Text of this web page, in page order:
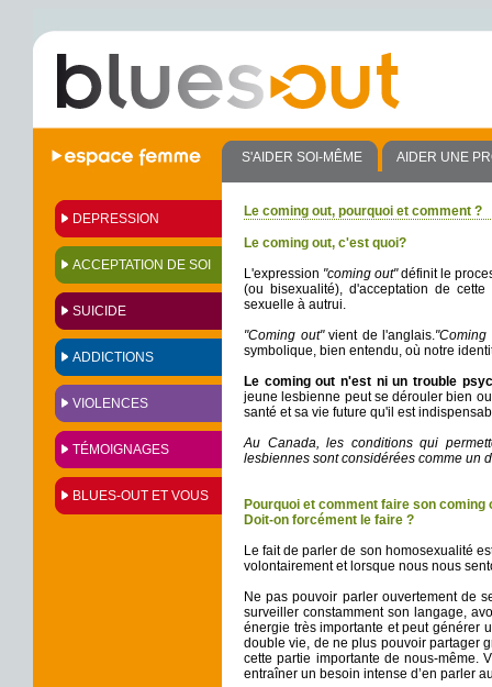
S'AIDER SOI-MÊME AIDER UNE
DEPRESSION
ACCEPTATION DE SOI
SUICIDE
ADDICTIONS
VIOLENCES
TÉMOIGNAGES
BLUES-OUT ET VOUS
Le coming out, pourquoi et comment ?
Le coming out, c'est quoi?
L'expression "coming out"définit le
(ou bisexualité), d'acceptation de
sexuelle à autrui.
"Coming out"vient de l'anglais."Coming
symbolique, bien entendu, où notre
Le coming out n'est ni un trouble
jeune lesbienne peut se dérouler bien
santé et sa vie future qu'il est
Au Canada, les conditions qui
lesbiennes sont considérées comme un
Pourquoi et comment faire son coming
Doit-on forcément le faire ?
Le fait de parler de son homosexualité
volontairement et lorsque nous nous
Ne pas pouvoir parler ouvertement de
surveiller constamment son langage,
énergie très importante et peut générer
double vie, de ne plus pouvoir partager
cette partie importante de nous-même.
entraîner un besoin intense d’en parler